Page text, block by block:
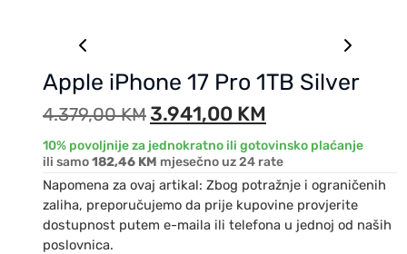
Apple iPhone 17 Pro 1TB Silver
4.379,00KM3.941,00 KM
10% povoljnije za jednokratno ili gotovinsko plaćanje
ili samo182,46 KM mjesečno uz 24 rate
Napomena za ovaj artikal: Zbog potražnje i ograničenih
zaliha, preporučujemo da prije kupovine provjerite
dostupnost putem e-maila ili telefona u jednoj od naših
poslovnica.